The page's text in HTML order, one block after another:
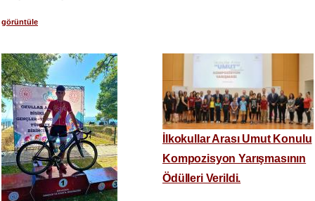
görüntüle
İlkokullar Arası Umut Konulu
Kompozisyon Yarışmasının
Ödülleri Verildi.